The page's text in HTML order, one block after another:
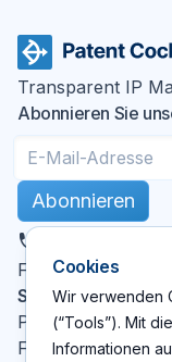
Transparent IP
Abonnieren Sie
Abonnieren
Folgen Sie uns
Seiten
Patent Cockpit
Funktionen
Cookies
Wir verwenden
(“Tools”). Mit
Informationen